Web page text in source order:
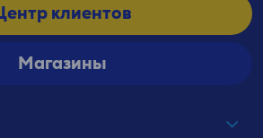
клиентов
Магазины